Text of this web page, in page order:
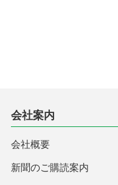
会社案内
会社概要
新聞のご購読案内